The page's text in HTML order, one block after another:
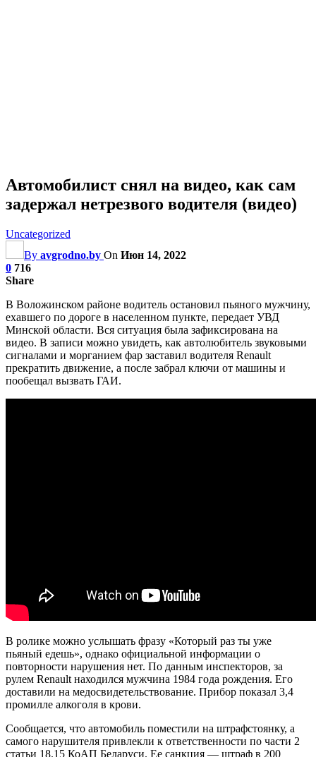
Автомобилист снял на видео, как сам
задержал нетрезвого водителя (видео)
Uncategorized
By avgrodno.by On Июн 14, 2022
0 716
Share
В Воложинском районе водитель остановил пьяного мужчину,
ехавшего по дороге в населенном пункте, передает УВД
Минской области. Вся ситуация была зафиксирована на
видео. В записи можно увидеть, как автолюбитель звуковыми
сигналами и морганием фар заставил водителя Renault
прекратить движение, а после забрал ключи от машины и
пообещал вызвать ГАИ.
В ролике можно услышать фразу «Который раз ты уже
пьяный едешь», однако официальной информации о
повторности нарушения нет. По данным инспекторов, за
рулем Renault находился мужчина 1984 года рождения. Его
доставили на медосвидетельствование. Прибор показал 3,4
промилле алкоголя в крови.
Сообщается, что автомобиль поместили на штрафстоянку, а
самого нарушителя привлекли к ответственности по части 2
статьи 18.15 КоАП Беларуси. Ее санкция — штраф в 200